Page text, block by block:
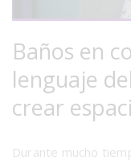
Baños en
lenguaje
crear
Durante mucho